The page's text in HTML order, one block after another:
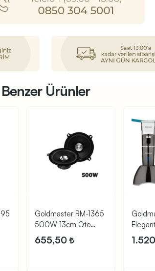
Benzer Ürünler
Goldmaster RM-1365
500W 13cm Oto
Hoparlör
655,50